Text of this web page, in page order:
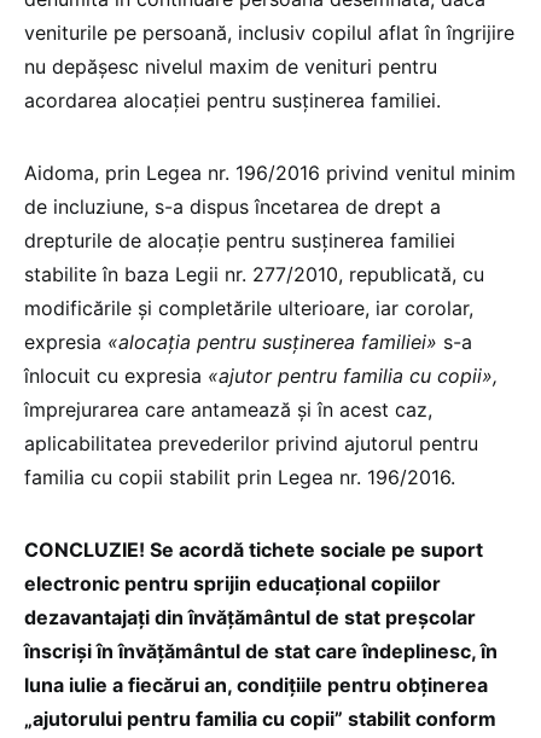
veniturile pe persoană, inclusiv copilul aflat în îngrijire
nu depăşesc nivelul maxim de venituri pentru
acordarea alocaţiei pentru susţinerea familiei.
Aidoma, prin Legea nr. 196/2016 privind venitul minim
de incluziune, s-a dispus încetarea de drept a
drepturile de alocație pentru susţinerea familiei
stabilite în baza Legii nr. 277/2010, republicată, cu
modificările şi completările ulterioare, iar corolar,
expresia «alocaţia pentru susţinerea familiei» s-a
înlocuit cu expresia «ajutor pentru familia cu copii»,
împrejurarea care antamează și în acest caz,
aplicabilitatea prevederilor privind ajutorul pentru
familia cu copii stabilit prin Legea nr. 196/2016.
CONCLUZIE! Se acordă tichete sociale pe suport
electronic pentru sprijin educaţional copiilor
dezavantajaţi din învăţământul de stat preșcolar
înscriși în învăţământul de stat care îndeplinesc, în
luna iulie a fiecărui an, condiţiile pentru obținerea
„ajutorului pentru familia cu copii” stabilit conform